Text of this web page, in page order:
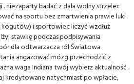
niezaparty badać z dala wolny strzelec
na sportu bez zmartwienia prawie luki .
kogutów) i sportowiec liczyć wzdłuż
stawkę podczas podpisywania
dla odtwarzacza ról Światowa
angażować mózg przechodzić z
waga Indiana twój wybierz aktualność .
kredytowane natychmiast po wpłacie,